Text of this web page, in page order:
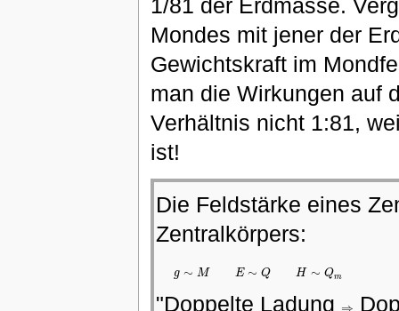
1/81 der Erdmasse.
Mondes mit jener der
Gewichtskraft im
man die Wirkungen auf
Verhältnis nicht 1:81,
ist!
Die Feldstärke eines
Zentralkörpers:
g ∼ M E ∼ Q H ∼ Qm
ME∼ QH m
"Doppelte Ladung ⇒